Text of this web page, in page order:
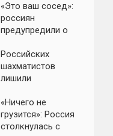
Зеленский вновь
отказался от
выборов на
«Это ваш сосед»:
россиян
предупредили о
мошенников с
опасными
файлами
Российских
шахматистов
лишили
Олимпиады-2026:
названа причина
решения ФИДЕ
«Ничего не
грузится»: Россия
столкнулась с